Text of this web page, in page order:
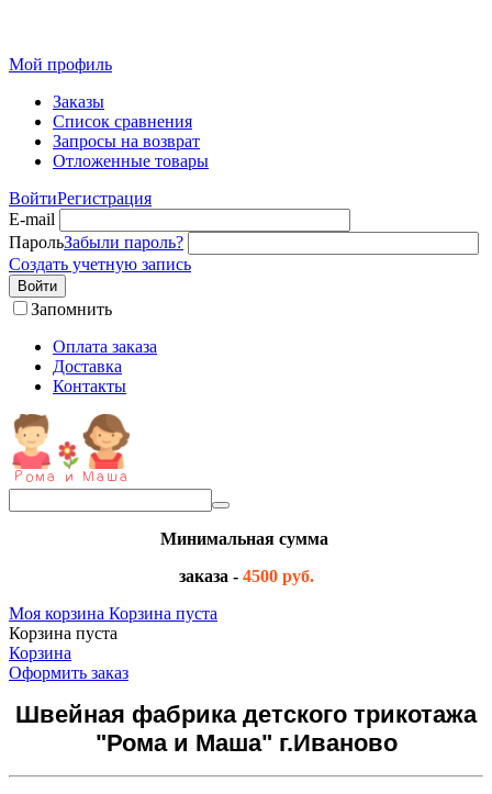
Мой профиль
Заказы
Список сравнения
Запросы на возврат
Отложенные товары
ВойтиРегистрация
E-mail
ПарольЗабыли пароль?
Создать учетную запись
Войти
Запомнить
Оплата заказа
Доставка
Контакты
Минимальная сумма
заказа - 4500 руб.
Моя корзина Корзина пуста
Корзина пуста
Корзина
Оформить заказ
Швейная фабрика детского трикотажа
"Рома и Маша" г.Иваново